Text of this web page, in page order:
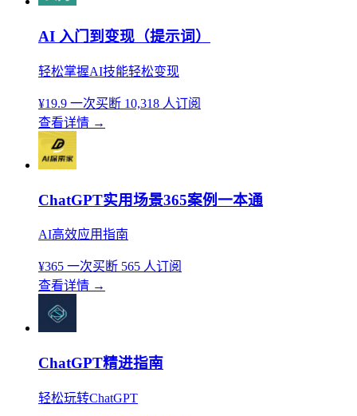
AI 入门到变现（提示词）
轻松掌握AI技能轻松变现
¥19.9 一次买断 10,318 人订阅
查看详情 →
ChatGPT实用场景365案例一本通
AI高效应用指南
¥365 一次买断 565 人订阅
查看详情 →
ChatGPT精进指南
轻松玩转ChatGPT